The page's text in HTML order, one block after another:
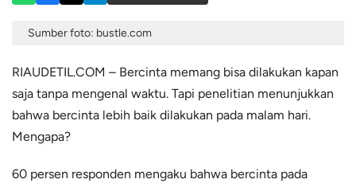
Sumber foto: bustle.com
RIAUDETIL.COM – Bercinta memang bisa dilakukan kapan
saja tanpa mengenal waktu. Tapi penelitian menunjukkan
bahwa bercinta lebih baik dilakukan pada malam hari.
Mengapa?
60 persen responden mengaku bahwa bercinta pada